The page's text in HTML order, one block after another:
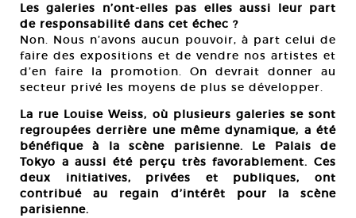
Les galeries n’ont-elles pas elles aussi leur part
de responsabilité dans cet échec ?
Non. Nous n’avons aucun pouvoir, à part celui de
faire des expositions et de vendre nos artistes et
d’en faire la promotion. On devrait donner au
secteur privé les moyens de plus se développer.
La rue Louise Weiss, où plusieurs galeries se sont
regroupées derrière une même dynamique, a été
bénéfique à la scène parisienne. Le Palais de
Tokyo a aussi été perçu très favorablement. Ces
deux initiatives, privées et publiques, ont
contribué au regain d’intérêt pour la scène
parisienne.